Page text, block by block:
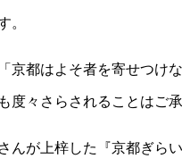
。
京都はよそ者を寄せつけ
度々さらされることはご承
んが上梓した『京都ぎら